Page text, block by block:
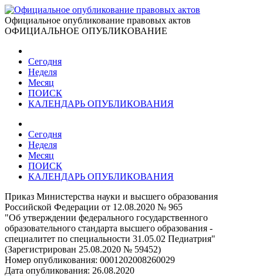
Официальное опубликование правовых актов
ОФИЦИАЛЬНОЕ ОПУБЛИКОВАНИЕ
Сегодня
Неделя
Месяц
ПОИСК
КАЛЕНДАРЬ ОПУБЛИКОВАНИЯ
Сегодня
Неделя
Месяц
ПОИСК
КАЛЕНДАРЬ ОПУБЛИКОВАНИЯ
Приказ Министерства науки и высшего образования
Российской Федерации от 12.08.2020 № 965
"Об утверждении федерального государственного
образовательного стандарта высшего образования -
специалитет по специальности 31.05.02 Педиатрия"
(Зарегистрирован 25.08.2020 № 59452)
Номер опубликования: 0001202008260029
Дата опубликования: 26.08.2020